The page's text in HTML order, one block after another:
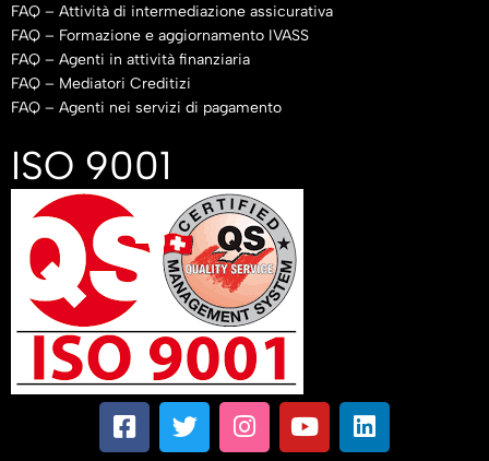
FAQ – Attività di intermediazione assicurativa
FAQ – Formazione e aggiornamento IVASS
FAQ – Agenti in attività finanziaria
FAQ – Mediatori Creditizi
FAQ – Agenti nei servizi di pagamento
ISO 9001